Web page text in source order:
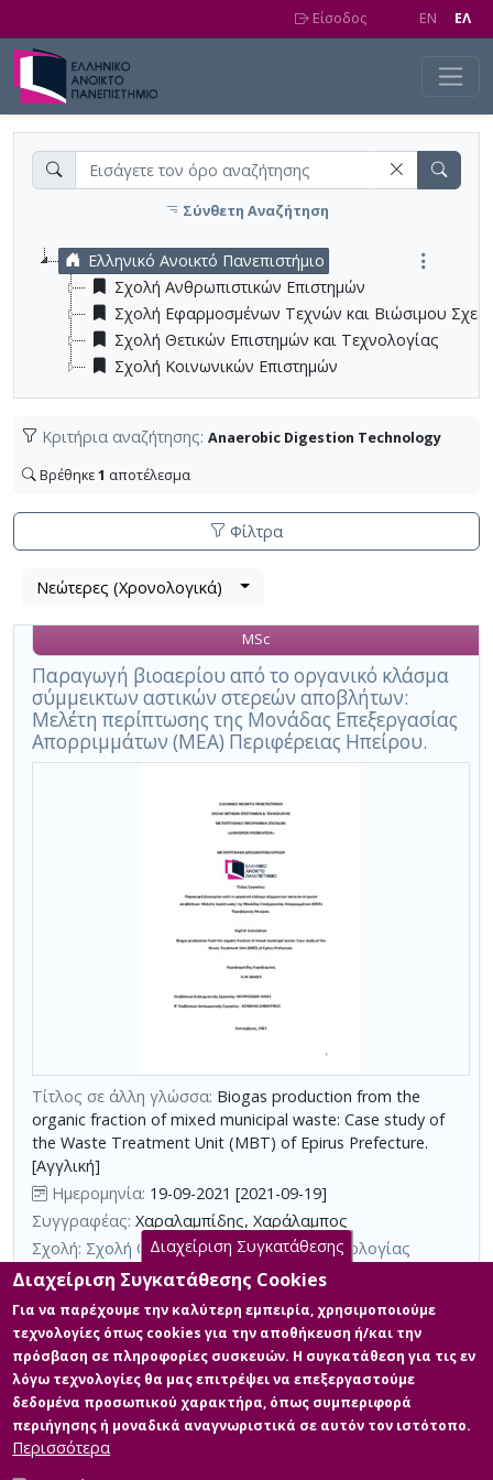
Είσοδος EN EΛ
Σύνθετη Αναζήτηση
Ελληνικό Ανοικτό Πανεπιστήμιο
Σχολή Ανθρωπιστικών Επιστημών
Σχολή Εφαρμοσμένων Τεχνών και Βιώσιμου
Σχολή Θετικών Επιστημών και Τεχνολογίας
Σχολή Κοινωνικών Επιστημών
Κριτήρια αναζήτησης: Anaerobic Digestion Technology
Βρέθηκε1 αποτέλεσμα
Φίλτρα
Βρέθηκε
αποτέλεσμα
,
σύνολο
σελίδων
1.
επιπλέον
κριτηρίων
αναζήτησης
Λίστα
τα
αποτελέσματα
αναζήτησης:
Νεώτερες (Χρονολογικά)
Παραγωγή βιοαερίου από το οργανικό κλάσμα
σύμμεικτων αστικών στερεών αποβλήτων:
Μελέτη περίπτωσης της Μονάδας Επεξεργασίας
Απορριμμάτων (ΜΕΑ) Περιφέρειας Ηπείρου.
MSc
Τίτλος σε άλλη γλώσσα: Βiogas production from the
organic fraction of mixed municipal waste: Case study of
the Waste Treatment Unit (ΜΒΤ) of Epirus Prefecture.
[Αγγλική]
Ημερομηνία: 19-09-2021 [2021-09-19]
Συγγραφέας: Χαραλαμπίδης, Χαράλαμπος
Σχολή: Σχολή Θετικών Επιστημών και Τεχνολογίας
Τμήμα: Διαχείριση Αποβλήτων (ΔΙΑ)
Περίληψη (Abstract):
Στην παρούσα διπλωματική εργασία θα
προσεγγίσουμε τις υπάρχουσες τεχνολογίες αναερόβιας
χώνευσης (ή βιομεθανοποίηση) οργανικών υπολειμμάτων από
αστικά σύμμεικτα απορρίμματα και θα εξετάσουμε την, κατά την
εκτίμησή μας, κατάλληλη διεργασία, η οποία μπορεί να
αποτελέσει ελκυστική επιλογή μετατροπής και εκμετάλλευσης
του παραγόμενου βιοαερίου σε εναλλακτικές μορφές ενέργειας
(ηλεκτρισμό, θερμότητα, ...
Διαχείριση Συγκατάθεσης
Διαχείριση Συγκατάθεσης Cookies
Για να παρέχουμε την καλύτερη εμπειρία, χρησιμοποιούμε
τεχνολογίες όπως cookies για την αποθήκευση ή/και την
πρόσβαση σε πληροφορίες συσκευών. Η συγκατάθεση για τις εν
λόγω τεχνολογίες θα μας επιτρέψει να επεξεργαστούμε
δεδομένα προσωπικού χαρακτήρα, όπως συμπεριφορά
περιήγησης ή μοναδικά αναγνωριστικά σε αυτόν τον ιστότοπο.
Περισσότερα